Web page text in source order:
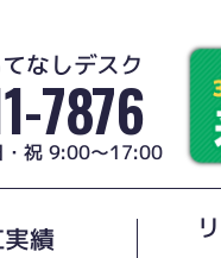
なしデスク
7876
祝 9:00～17:00
績